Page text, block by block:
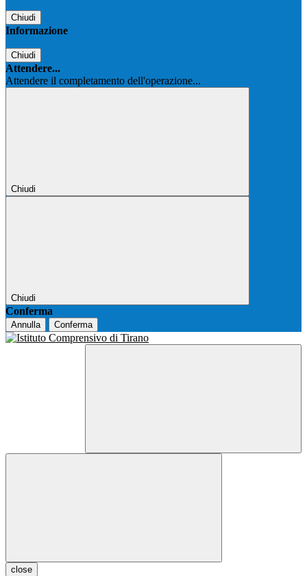
Chiudi
Informazione
Chiudi
Attendere...
Attendere il completamento dell'operazione...
Chiudi
Chiudi
Conferma
Annulla Conferma
close